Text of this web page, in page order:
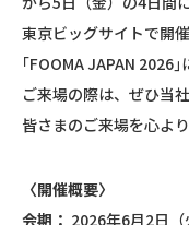
東京ビッグサイトで開
｢FOOMA JAPAN 2026｣
ご来場の際は、ぜひ当
皆さまのご来場を心よ
〈開催概要〉
会期： 2026年6月2日